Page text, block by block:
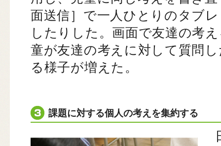
面送信］で一人ひとりのタブ
したりした。画面で友達の考
童が友達の考えに対して質問
る様子が増えた。
課題に対する個人の考えを集約する